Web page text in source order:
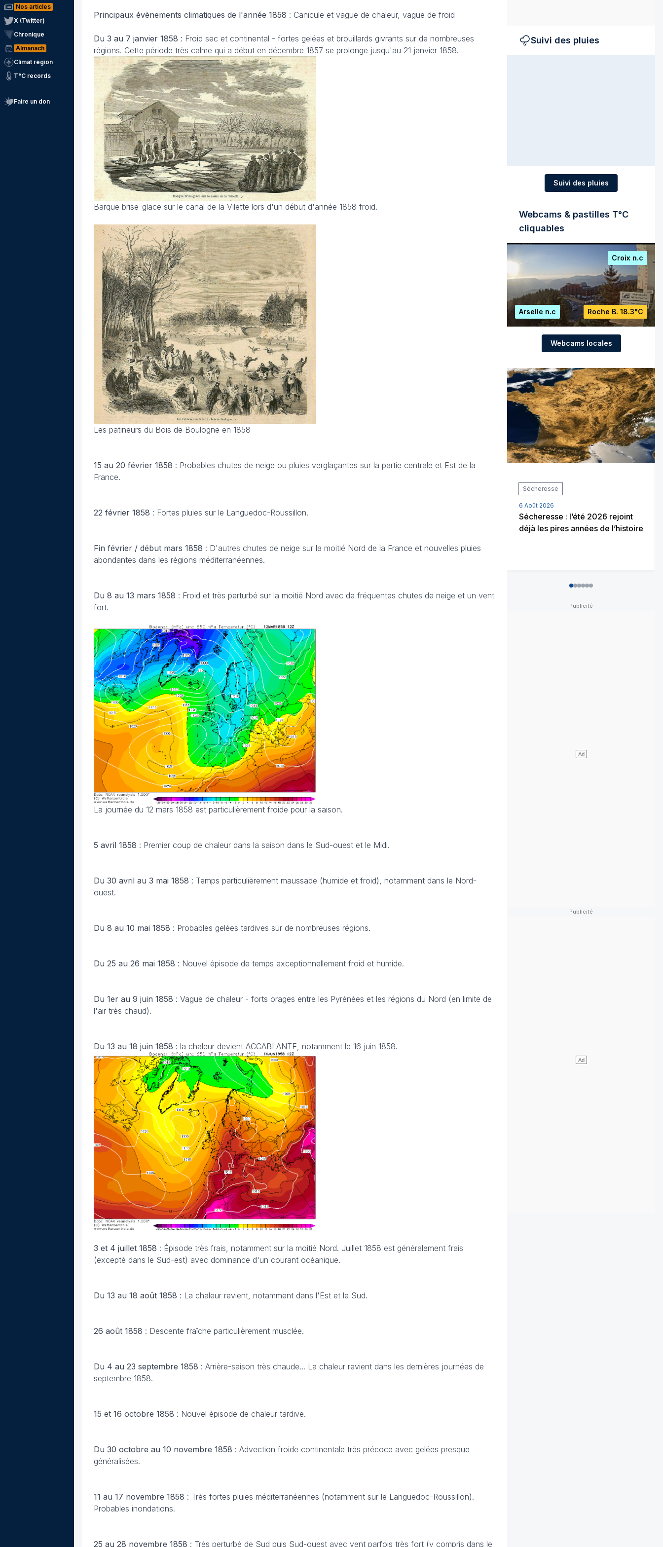
Nos articles
X (Twitter)
Chronique
Almanach
Climat région
T°C records
Faire un don
Principaux évènements climatiques de l'année 1858 : Canicule et vague de chaleur, vague de froid
Du 3 au 7 janvier 1858 : Froid sec et continental - fortes gelées et brouillards givrants sur de nombreuses
régions. Cette période très calme qui a début en décembre 1857 se prolonge jusqu'au 21 janvier 1858.
Barque brise-glace sur le canal de la Vilette lors d'un début d'année 1858 froid.
Les patineurs du Bois de Boulogne en 1858
15 au 20 février 1858 : Probables chutes de neige ou pluies verglaçantes sur la partie centrale et Est de la
France.
22 février 1858 : Fortes pluies sur le Languedoc-Roussillon.
Fin février / début mars 1858 : D'autres chutes de neige sur la moitié Nord de la France et nouvelles pluies
abondantes dans les régions méditerranéennes.
Du 8 au 13 mars 1858 : Froid et très perturbé sur la moitié Nord avec de fréquentes chutes de neige et un vent
fort.
La journée du 12 mars 1858 est particulièrement froide pour la saison.
5 avril 1858 : Premier coup de chaleur dans la saison dans le Sud-ouest et le Midi.
Du 30 avril au 3 mai 1858 : Temps particulièrement maussade (humide et froid), notamment dans le Nord-
ouest.
Du 8 au 10 mai 1858 : Probables gelées tardives sur de nombreuses régions.
Du 25 au 26 mai 1858 : Nouvel épisode de temps exceptionnellement froid et humide.
Du 1er au 9 juin 1858 : Vague de chaleur - forts orages entre les Pyrénées et les régions du Nord (en limite de
l'air très chaud).
Du 13 au 18 juin 1858 : la chaleur devient ACCABLANTE, notamment le 16 juin 1858.
3 et 4 juillet 1858 : Épisode très frais, notamment sur la moitié Nord. Juillet 1858 est généralement frais
(excepté dans le Sud-est) avec dominance d'un courant océanique.
Du 13 au 18 août 1858 : La chaleur revient, notamment dans l'Est et le Sud.
26 août 1858 : Descente fraîche particulièrement musclée.
Du 4 au 23 septembre 1858 : Arrière-saison très chaude... La chaleur revient dans les dernières journées de
septembre 1858.
15 et 16 octobre 1858 : Nouvel épisode de chaleur tardive.
Du 30 octobre au 10 novembre 1858 : Advection froide continentale très précoce avec gelées presque
généralisées.
11 au 17 novembre 1858 : Très fortes pluies méditerranéennes (notamment sur le Languedoc-Roussillon).
Probables inondations.
25 au 28 novembre 1858 : Très perturbé de Sud puis Sud-ouest avec vent parfois très fort (y compris dans le
Suivi des pluies
Suivi des pluies
Webcams & pastilles T°C
cliquables
Croix n.c
Arselle n.c Roche B. 18.3°C
Webcams locales
Sécheresse
6 Août 2026
Sécheresse : l’été 2026 rejoint
déjà les pires années de l’histoire
012345